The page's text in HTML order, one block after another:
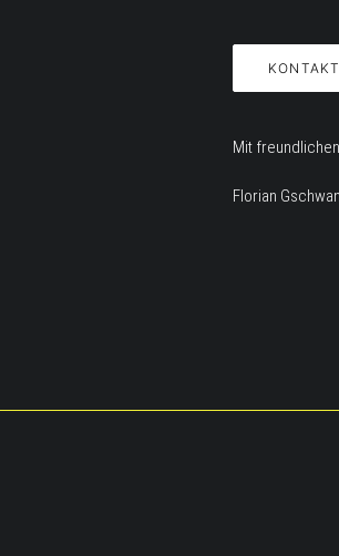
KONTAKT
Mit
Florian